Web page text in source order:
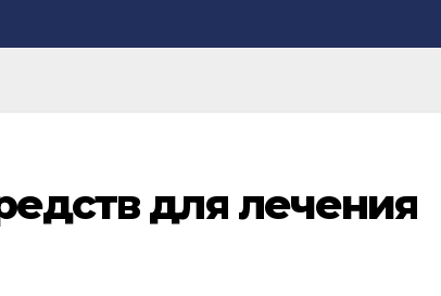
для лечения